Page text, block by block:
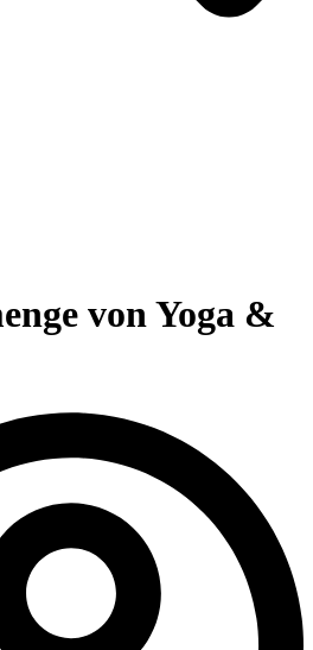
von Yoga &